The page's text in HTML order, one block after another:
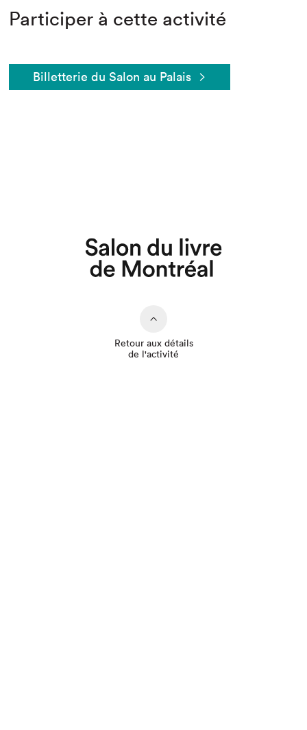
Participer à cette activité
Billetterie du Salon au Palais
Retour aux détails
de l'activité